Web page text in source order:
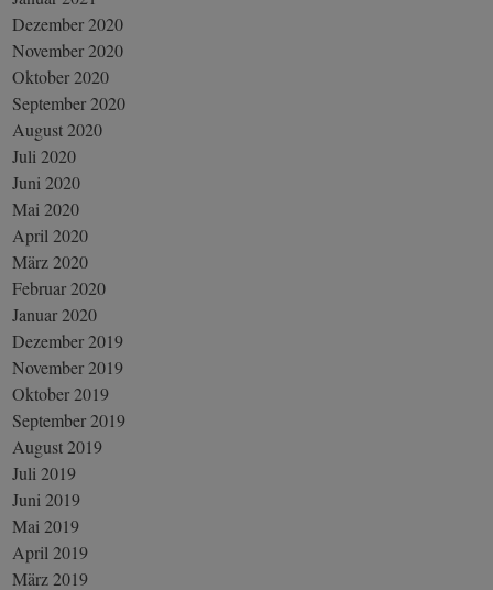
Dezember 2020
November 2020
Oktober 2020
September 2020
August 2020
Juli 2020
Juni 2020
Mai 2020
April 2020
März 2020
Februar 2020
Januar 2020
Dezember 2019
November 2019
Oktober 2019
September 2019
August 2019
Juli 2019
Juni 2019
Mai 2019
April 2019
März 2019